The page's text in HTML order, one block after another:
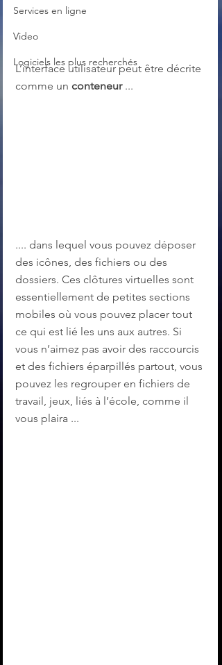
Services en ligne
Video
Logiciels les plus recherchés
L’interface utilisateur peut être décrite
comme un conteneur ...
.... dans lequel vous pouvez déposer
des icônes, des fichiers ou des
dossiers. Ces clôtures virtuelles sont
essentiellement de petites sections
mobiles où vous pouvez placer tout
ce qui est lié les uns aux autres. Si
vous n’aimez pas avoir des raccourcis
et des fichiers éparpillés partout, vous
pouvez les regrouper en fichiers de
travail, jeux, liés à l’école, comme il
vous plaira ...